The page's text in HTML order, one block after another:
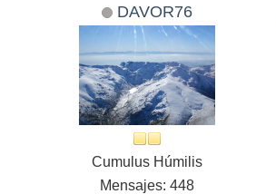
DAVOR76
Cumulus Húmilis
Mensajes: 448